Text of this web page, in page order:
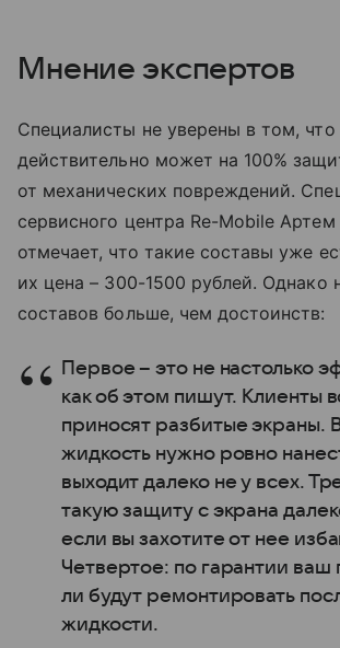
Мнение экспертов
Специалисты не уверены в том, что
действительно может на 100%
от механических повреждений.
сервисного центра Re-Mobile
отмечает, что такие составы уже
их цена – 300-1500 рублей. Однако
составов больше, чем достоинств:
Первое – это не настолько
как об этом пишут. Клиенты
приносят разбитые экраны.
жидкость нужно ровно
выходит далеко не у всех.
такую защиту с экрана
если вы захотите от нее
Четвертое: по гарантии ваш
ли будут ремонтировать
жидкости.